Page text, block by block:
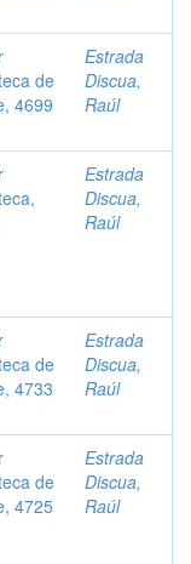
de
4699
Estrada
Discua,
Raúl
Estrada
Discua,
Raúl
de
4733
Estrada
Discua,
Raúl
de
4725
Estrada
Discua,
Raúl